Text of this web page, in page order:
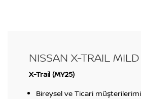
NISSAN X-TRAIL
X-Trail (MY25)
Bireysel ve Ticari